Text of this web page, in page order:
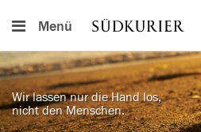
Menü
Wir lassen nur die Hand los,
nicht den Menschen.